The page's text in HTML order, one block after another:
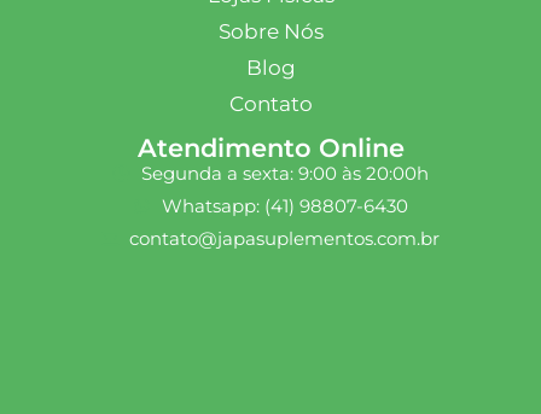
Sobre Nós
Blog
Contato
Atendimento Online
Segunda a sexta: 9:00 às 20:00h
Whatsapp: (41) 98807-6430
contato@japasuplementos.com.br